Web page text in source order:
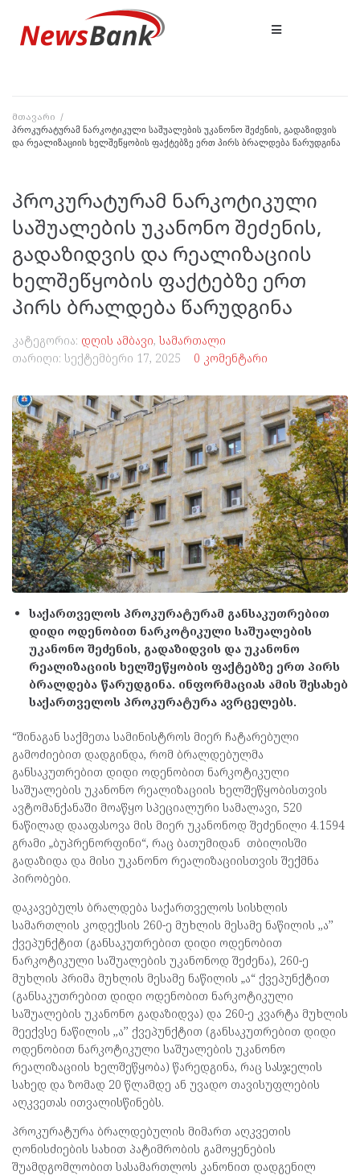
მთავარი /
პროკურატურამ ნარკოტიკული საშუალების უკანონო შეძენის, გადაზიდვის
და რეალიზაციის ხელშეწყობის ფაქტებზე ერთ პირს ბრალდება წარუდგინა
პროკურატურამ ნარკოტიკული
საშუალების უკანონო შეძენის,
გადაზიდვის და რეალიზაციის
ხელშეწყობის ფაქტებზე ერთ
პირს ბრალდება წარუდგინა
კატეგორია: დღის ამბავი, სამართალი
თარიღი: სექტემბერი 17, 2025 0 კომენტარი
საქართველოს პროკურატურამ განსაკუთრებით
დიდი ოდენობით ნარკოტიკული საშუალების
უკანონო შეძენის, გადაზიდვის და უკანონო
რეალიზაციის ხელშეწყობის ფაქტებზე ერთ პირს
ბრალდება წარუდგინა. ინფორმაციას ამის შესახებ
საქართველოს პროკურატურა ავრცელებს.
“შინაგან საქმეთა სამინისტროს მიერ ჩატარებული
გამოძიებით დადგინდა, რომ ბრალდებულმა
განსაკუთრებით დიდი ოდენობით ნარკოტიკული
საშუალების უკანონო რეალიზაციის ხელშეწყობისთვის
ავტომანქანაში მოაწყო სპეციალური სამალავი, 520
ნაწილად დააფასოვა მის მიერ უკანონოდ შეძენილი 4.1594
გრამი „ბუპრენორფინი“, რაც ბათუმიდან თბილისში
გადაზიდა და მისი უკანონო რეალიზაციისთვის შექმნა
პირობები.
დაკავებულს ბრალდება საქართველოს სისხლის
სამართლის კოდექსის 260-ე მუხლის მესამე ნაწილის ,,ა’’
ქვეპუნქტით (განსაკუთრებით დიდი ოდენობით
ნარკოტიკული საშუალების უკანონოდ შეძენა), 260-ე
მუხლის პრიმა მუხლის მესამე ნაწილის „ა“ ქვეპუნქტით
(განსაკუთრებით დიდი ოდენობით ნარკოტიკული
საშუალების უკანონო გადაზიდვა) და 260-ე კვარტა მუხლის
მეექვსე ნაწილის ,,ა’’ ქვეპუნქტით (განსაკუთრებით დიდი
ოდენობით ნარკოტიკული საშუალების უკანონო
რეალიზაციის ხელშეწყობა) წარედგინა, რაც სასჯელის
სახედ და ზომად 20 წლამდე ან უვადო თავისუფლების
აღკვეთას ითვალისწინებს.
პროკურატურა ბრალდებულის მიმართ აღკვეთის
ღონისძიების სახით პატიმრობის გამოყენების
შუამდგომლობით სასამართლოს კანონით დადგენილ